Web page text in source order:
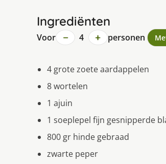
Ingrediënten
Voor − 4 + personen
4 grote zoete aardappelen
8 wortelen
1 ajuin
1 soeplepel fijn gesnipperde
800 gr hinde gebraad
zwarte peper